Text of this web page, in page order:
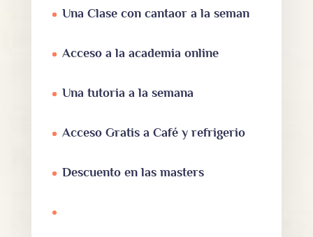
Una Clase con cantaor a la seman
Acceso a la academia online
Una tutoria a la semana
Acceso Gratis a Café y refrigerio
Descuento en las masters